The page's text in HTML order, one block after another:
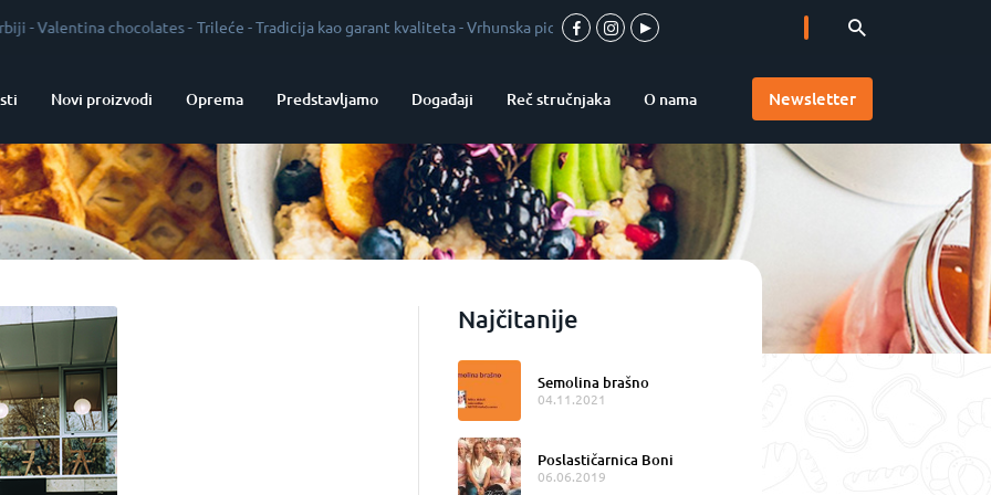
chocolates- Trileće - Tradicija kao garant kvaliteta -Vrhunska pica u srcu Vojvodine - Accademia Pizzaioli u Srbiji Valentina chocolates
Novi proizvodi Oprema Predstavljamo Događaji Reč stručnjaka O nama Newsletter
Najčitanije
Semolina brašno
04.11.2021
Poslastičarnica Boni
06.06.2019